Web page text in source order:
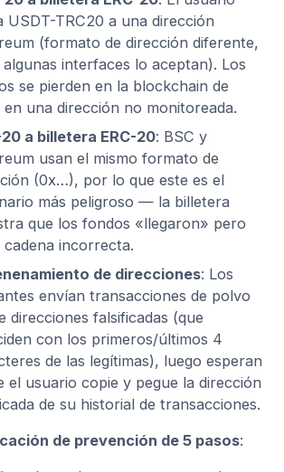
USDT-TRC20 a una dirección
(formato de dirección diferente,
interfaces lo aceptan). Los
se pierden en la blockchain de
en una dirección no monitoreada.
20 a billetera ERC-20: BSC y
usan el mismo formato de
(0x…), por lo que este es el
más peligroso — la billetera
que los fondos «llegaron» pero
cadena incorrecta.
de direcciones: Los
envían transacciones de polvo
direcciones falsificadas (que
con los primeros/últimos 4
de las legítimas), luego esperan
el usuario copie y pegue la dirección
de su historial de transacciones.
de prevención de 5 pasos: